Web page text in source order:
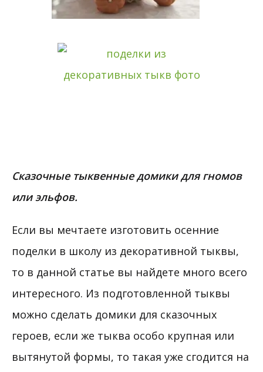
Сказочные тыквенные домики для гномов
или эльфов.
Если вы мечтаете изготовить осенние
поделки в школу из декоративной тыквы,
то в данной статье вы найдете много всего
интересного. Из подготовленной тыквы
можно сделать домики для сказочных
героев, если же тыква особо крупная или
вытянутой формы, то такая уже сгодится на